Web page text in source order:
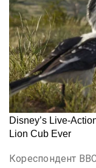
Кореспондент